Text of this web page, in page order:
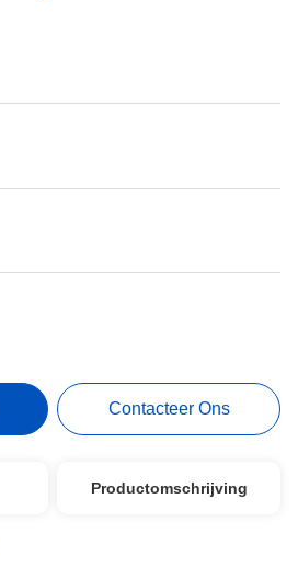
Contacteer Ons
Productomschrijving